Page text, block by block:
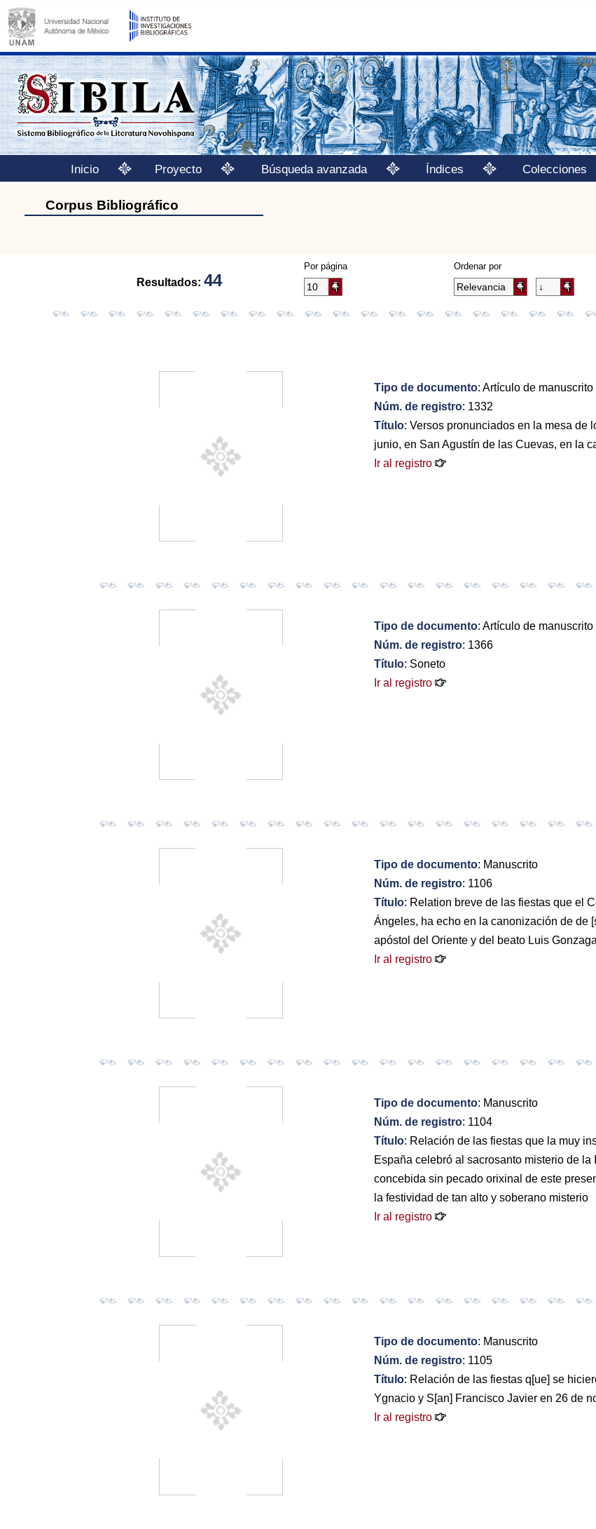
Inicio Proyecto Búsqueda avanzada Índices Colecciones
Corpus Bibliográfico
Resultados: 44
Ordenar por
Por página
Tipo de documento: Artículo de manuscrito
Núm. de registro: 1332
Título: Versos pronunciados en la mesa de
junio, en San Agustín de las Cuevas, en la
Ir al registro
Tipo de documento: Artículo de manuscrito
Núm. de registro: 1366
Título: Soneto
Ir al registro
Tipo de documento: Manuscrito
Núm. de registro: 1106
Título: Relation breve de las fiestas que el
Ángeles, ha echo en la canonización de de
apóstol del Oriente y del beato Luis Gonzaga
Ir al registro
Tipo de documento: Manuscrito
Núm. de registro: 1104
Título: Relación de las fiestas que la muy
España celebró al sacrosanto misterio de
concebida sin pecado orixinal de este
la festividad de tan alto y soberano misterio
Ir al registro
Tipo de documento: Manuscrito
Núm. de registro: 1105
Título: Relación de las fiestas q[ue] se
Ygnacio y S[an] Francisco Javier en 26 de
Ir al registro